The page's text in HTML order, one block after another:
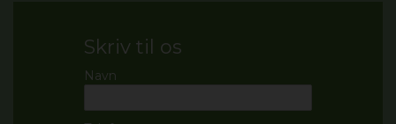
Skriv til os
Navn